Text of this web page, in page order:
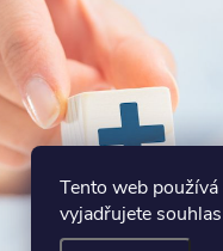
Tento web
vyjadřujete